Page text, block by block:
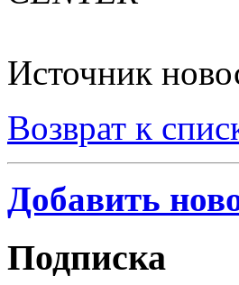
Источник
Возврат к
Добавить
Подписка